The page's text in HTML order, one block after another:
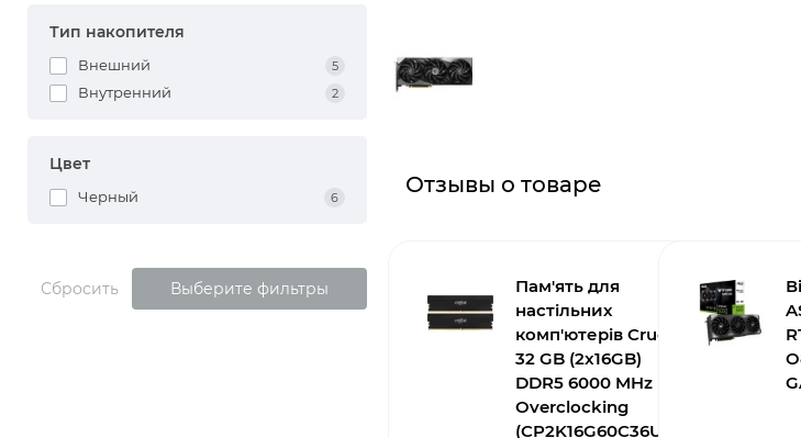
Тип накопителя
Внешний 5
Внутренний 2
Цвет
Черный 6
Сбросить Выберите фильтры
Отзывы о товаре
Пам'ять для
настільних
комп'ютерів Crucial
32 GB (2x16GB)
DDR5 6000 MHz Pro
Overclocking
(CP2K16G60C36U5B)